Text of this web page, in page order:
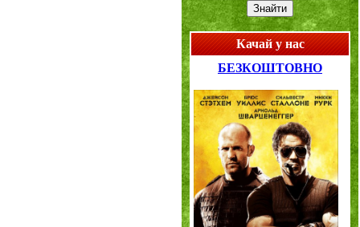
Качай у нас
БЕЗКОШТОВНО